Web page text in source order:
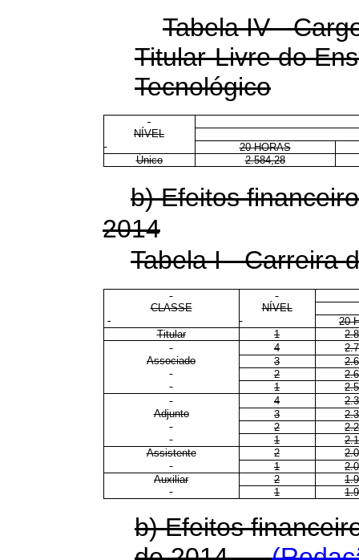
Tabela IV -
Titular-Livre do
Tecnológico
NÍVEL
20 HORAS
Único
2.584,28
b) Efeitos
2014
Tabela I - Carreira
CLASSE
NÍVEL
20
Titular
1
4
Associado
3
2
1
4
Adjunto
3
2
1
Assistente
2
1
Auxiliar
2
1
b) Efeitos